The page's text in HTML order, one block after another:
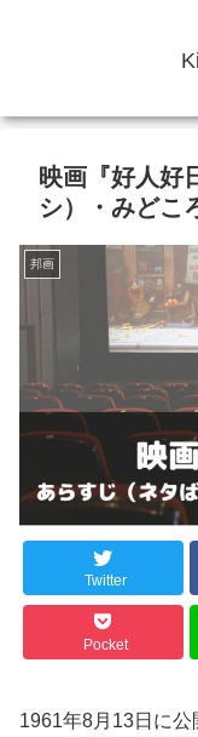
映画『好人好
シ）・みどこ
邦画
Twitter
Pocket
1961年8月13日に公